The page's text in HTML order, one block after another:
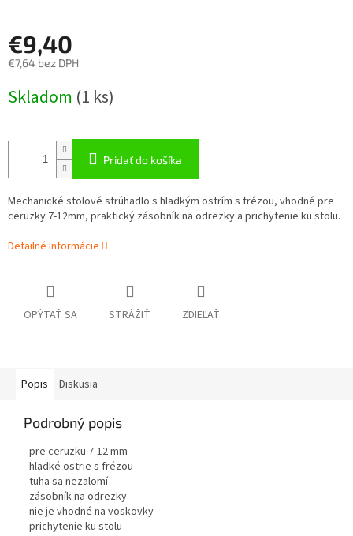
€9,40
€7,64 bez DPH
cena:
Skladom (1 ks)
Pridať do košíka
Mechanické stolové strúhadlo s hladkým ostrím s frézou, vhodné pre
ceruzky 7-12mm, praktický zásobník na odrezky a prichytenie ku stolu.
Detailné informácie
OPÝTAŤ SA STRÁŽIŤ ZDIEĽAŤ
Popis Diskusia
Podrobný popis
- pre ceruzku 7-12 mm
- hladké ostrie s frézou
- tuha sa nezalomí
- zásobník na odrezky
- nie je vhodné na voskovky
- prichytenie ku stolu